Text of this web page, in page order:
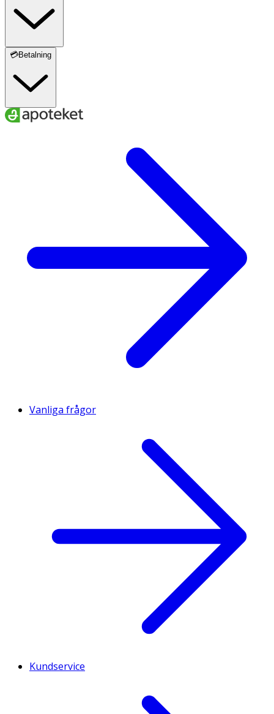
💳Betalning
Vanliga frågor
Kundservice